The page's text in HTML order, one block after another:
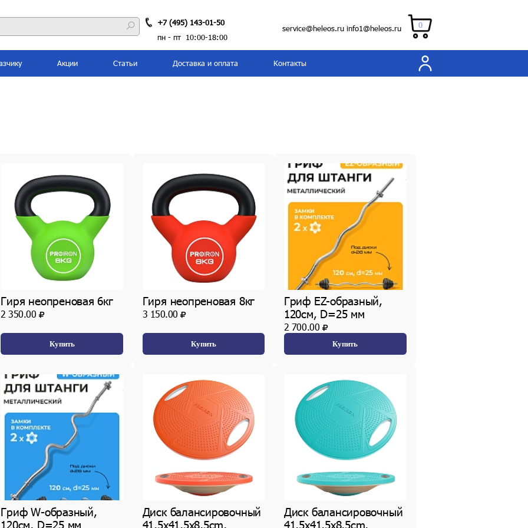
+7 (495) 143-01-50
пн - пт 10:00-18:00
service@heleos.ru info1@heleos.ru 0
Акции Статьи Доставка и оплата Контакты
Гиря неопреновая 6кг
2 350.00
Купить
Гиря неопреновая 8кг
3 150.00
Купить
Гриф EZ-образный,
120см, D=25 мм
2 700.00
Купить
Гриф W-образный,
120см, D=25 мм
Диск балансировочный
41,5х41,5х8,5cm,
Диск балансировочный
41,5х41,5х8,5cm,